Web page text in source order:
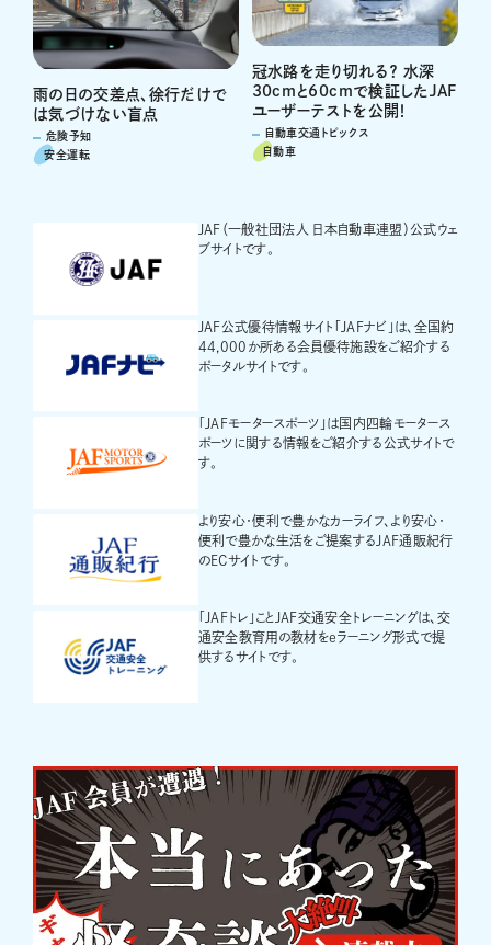
雨の日の交差点、徐行だけで
は気づけない盲点
危険予知
安全運転
冠水路を走り切れる？ 水深
30cmと60cmで検証したJAF
ユーザーテストを公開！
自動車交通トピックス
自動車
JAF（一般社団法人 日本自動車連盟）公式ウェ
ブサイトです。
JAF公式優待情報サイト「JAFナビ」は、全国約
44,000か所ある会員優待施設をご紹介する
ポータルサイトです。
「JAFモータースポーツ」は国内四輪モータース
ポーツに関する情報をご紹介する公式サイトで
す。
より安心・便利で豊かなカーライフ、より安心・
便利で豊かな生活をご提案するJAF通販紀行
のECサイトです。
「JAFトレ」ことJAF交通安全トレーニングは、交
通安全教育用の教材をeラーニング形式で提
供するサイトです。